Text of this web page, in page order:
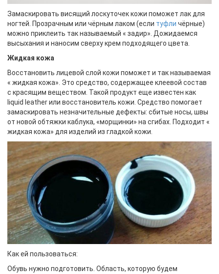
Замаскировать висящий лоскуточек кожи поможет лак для
ногтей. Прозрачным или чёрным лаком (если туфли чёрные)
можно приклеить так называемый « задир». Дожидаемся
высыхания и наносим сверху крем подходящего цвета.
Жидкая кожа
Восстановить лицевой слой кожи поможет и так называемая
« жидкая кожа». Это средство, содержащее клеевой состав
с красящим веществом. Такой продукт еще известен как
liquid leather или восстановитель кожи. Средство помогает
замаскировать незначительные дефекты: сбитые носы, швы
от новой обтяжки каблука, «морщинки» на сгибах. Подходит «
жидкая кожа» для изделий из гладкой кожи.
Как ей пользоваться:
Обувь нужно подготовить. Область, которую будем